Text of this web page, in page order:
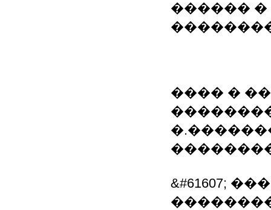
������
���� �
&#61607;